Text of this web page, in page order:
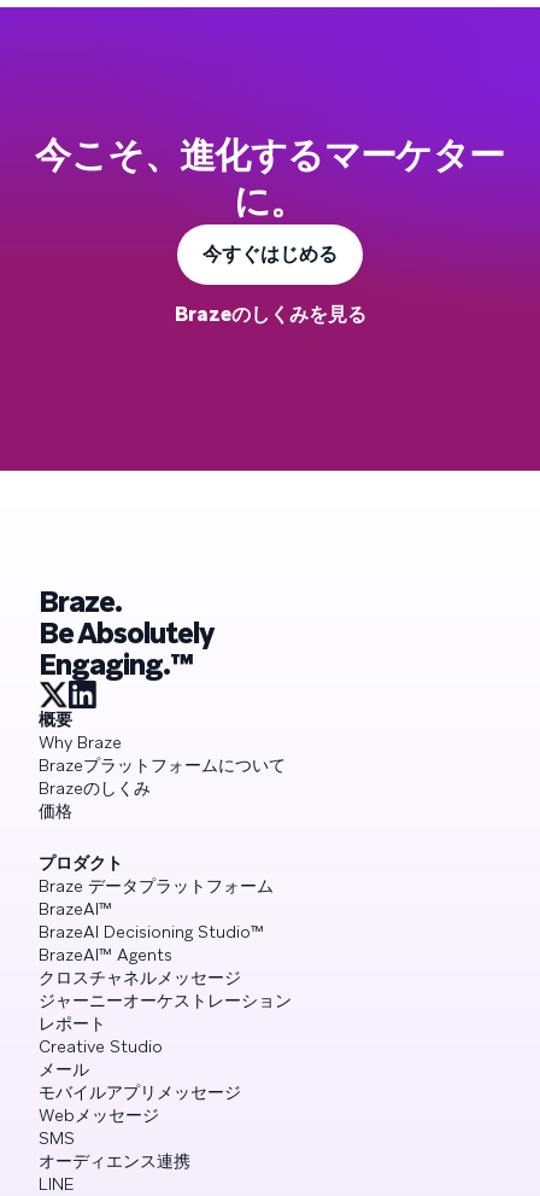
今こそ、進化するマーケター
に。
今すぐはじめる
Brazeのしくみを見る
Braze.
Be Absolutely
Engaging.™
概要
Why Braze
Brazeプラットフォームについて
Brazeのしくみ
価格
プロダクト
Braze データプラットフォーム
BrazeAI™
BrazeAI Decisioning Studio™
BrazeAI™ Agents
クロスチャネルメッセージ
ジャーニーオーケストレーション
レポート
Creative Studio
メール
モバイルアプリメッセージ
Webメッセージ
SMS
オーディエンス連携
LINE